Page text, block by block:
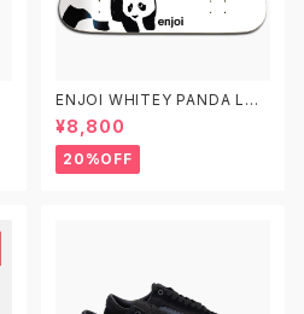
ENJOI WHITEY PANDA LOG
O エンジョイ スケートボード デ
ッキ スケボー7.5 7.75 8.0 8.2
5 8.5 子供用 キッズ
¥8,800
20%OFF